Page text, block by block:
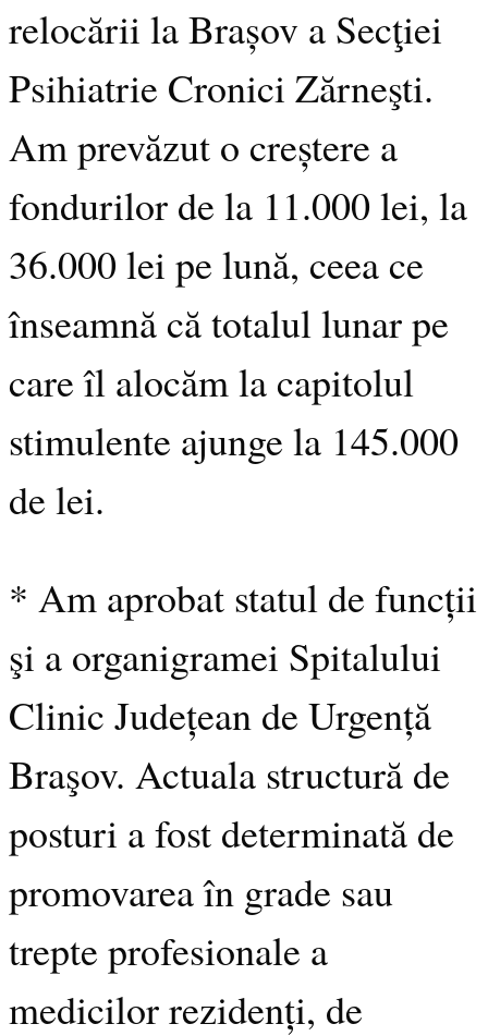
relocării la Brașov a Secţiei
Psihiatrie Cronici Zărneşti.
Am prevăzut o creștere a
fondurilor de la 11.000 lei, la
36.000 lei pe lună, ceea ce
înseamnă că totalul lunar pe
care îl alocăm la capitolul
stimulente ajunge la 145.000
de lei.
* Am aprobat statul de funcții
şi a organigramei Spitalului
Clinic Județean de Urgență
Braşov. Actuala structură de
posturi a fost determinată de
promovarea în grade sau
trepte profesionale a
medicilor rezidenți, de